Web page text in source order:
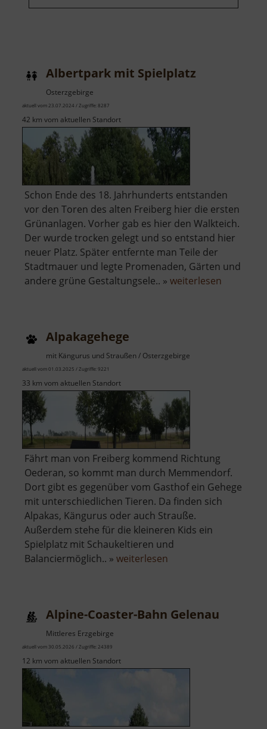
Albertpark mit Spielplatz
Osterzgebirge
aktuell vom 23.07.2024 / Zugriffe: 8287
42 km vom aktuellen Standort
Schon Ende des 18. Jahrhunderts entstanden
vor den Toren des alten Freiberg hier die ersten
Grünanlagen. Vorher gab es hier den Walkteich.
Der wurde trocken gelegt und so entstand hier
neuer Platz. Später entfernte man Teile der
Stadtmauer und legte Promenaden, Gärten und
andere grüne Gestaltungsele.. » weiterlesen
Alpakagehege
mit Kängurus und Straußen / Osterzgebirge
aktuell vom 01.03.2025 / Zugriffe: 9221
33 km vom aktuellen Standort
Fährt man von Freiberg kommend Richtung
Oederan, so kommt man durch Memmendorf.
Dort gibt es gegenüber vom Gasthof ein Gehege
mit unterschiedlichen Tieren. Da finden sich
Alpakas, Kängurus oder auch Strauße.
Außerdem stehe für die kleineren Kids ein
Spielplatz mit Schaukeltieren und
Balanciermöglich.. » weiterlesen
Alpine-Coaster-Bahn Gelenau
Mittleres Erzgebirge
aktuell vom 30.05.2026 / Zugriffe: 24389
12 km vom aktuellen Standort